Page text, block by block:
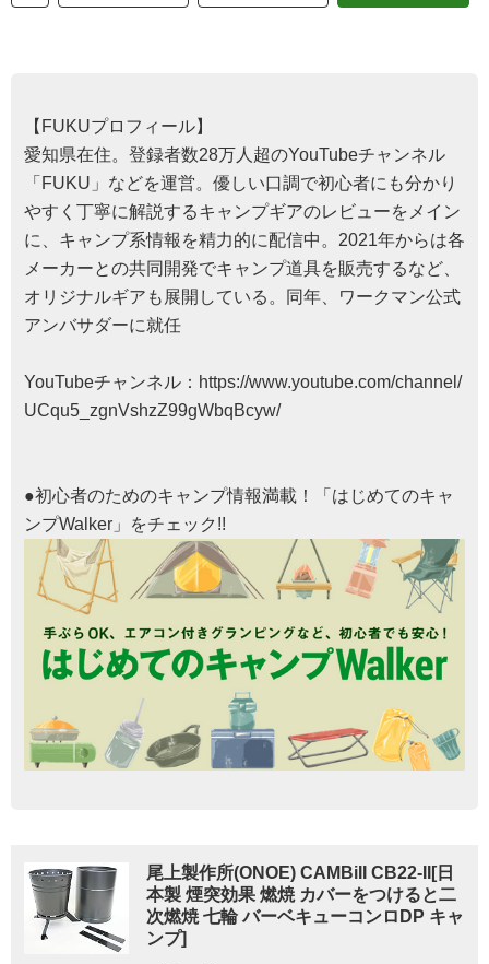
【FUKUプロフィール】
愛知県在住。登録者数28万人超のYouTubeチャンネル
「FUKU」などを運営。優しい口調で初心者にも分かり
やすく丁寧に解説するキャンプギアのレビューをメイン
に、キャンプ系情報を精力的に配信中。2021年からは各
メーカーとの共同開発でキャンプ道具を販売するなど、
オリジナルギアも展開している。同年、ワークマン公式
アンバサダーに就任
YouTubeチャンネル： https://www.youtube.com/channel/
UCqu5_zgnVshzZ99gWbqBcyw/
●初心者のためのキャンプ情報満載！「はじめてのキャ
ンプWalker」をチェック!!
尾上製作所(ONOE) CAMBiII CB22-II[日
本製 煙突効果 燃焼 カバーをつけると二
次燃焼 七輪 バーベキューコンロDP キャ
ンプ]